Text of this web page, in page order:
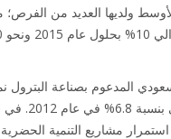
العديد من الفرص؛ من
حصة السوق
بصناعة البترول نمواً
المحلي الإجمالي بنسبة 6.8% في
التنمية الحضرية